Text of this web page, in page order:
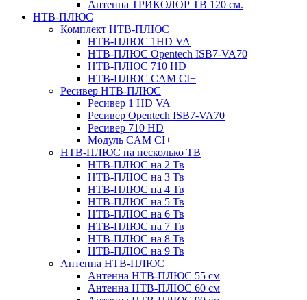
Антенна ТРИКОЛОР ТВ 120 см.
НТВ-ПЛЮС
Комплект НТВ-ПЛЮС
НТВ-ПЛЮС 1HD VA
НТВ-ПЛЮС Opentech ISB7-VA70
НТВ-ПЛЮС 710 HD
НТВ-ПЛЮС CAM CI+
Ресивер НТВ-ПЛЮС
Ресивер 1 HD VA
Ресивер Opentech ISB7-VA70
Ресивер 710 HD
Модуль CAM CI+
НТВ-ПЛЮС на несколько ТВ
НТВ-ПЛЮС на 2 Тв
НТВ-ПЛЮС на 3 Тв
НТВ-ПЛЮС на 4 Тв
НТВ-ПЛЮС на 5 Тв
НТВ-ПЛЮС на 6 Тв
НТВ-ПЛЮС на 7 Тв
НТВ-ПЛЮС на 8 Тв
НТВ-ПЛЮС на 9 Тв
Антенна НТВ-ПЛЮС
Антенна НТВ-ПЛЮС 55 см
Антенна НТВ-ПЛЮС 60 см